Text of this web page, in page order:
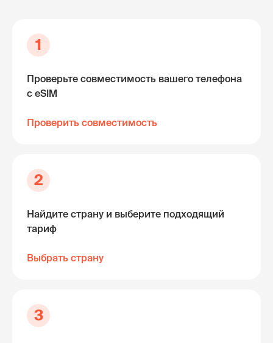
1
Проверьте совместимость вашего телефона
с eSIM
Проверить совместимость
2
Найдите страну и выберите подходящий
тариф
Выбрать страну
3